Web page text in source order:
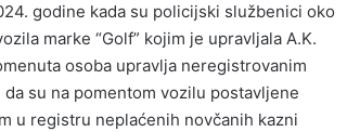
godine kada su policijski službenici oko
marke “Golf” kojim je upravljala A.K.
osoba upravlja neregistrovanim
su na pomentom vozilu postavljene
u registru neplaćenih novčanih kazni